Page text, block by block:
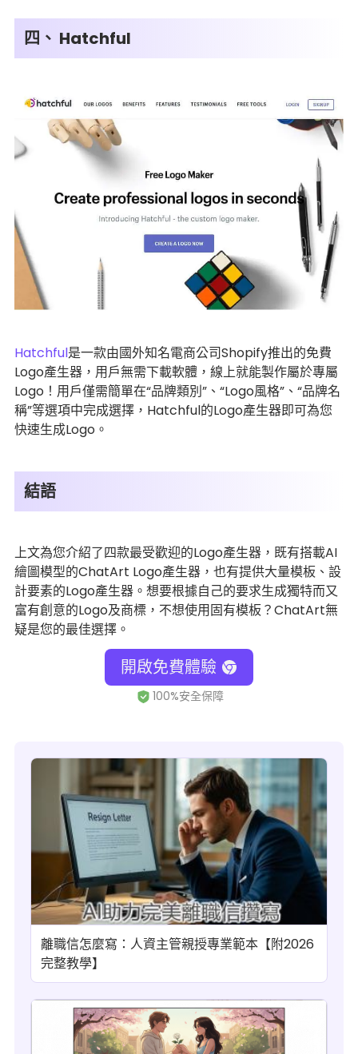
四、 Hatchful
Hatchful是一款由國外知名電商公司Shopify推出的免費
Logo產生器，用戶無需下載軟體，線上就能製作屬於專屬
Logo！用戶僅需簡單在“品牌類別”、“Logo風格”、“品牌名
稱”等選項中完成選擇，Hatchful的Logo產生器即可為您
快速生成Logo。
結語
上文為您介紹了四款最受歡迎的Logo產生器，既有搭載AI
繪圖模型的ChatArt Logo產生器，也有提供大量模板、設
計要素的Logo產生器。想要根據自己的要求生成獨特而又
富有創意的Logo及商標，不想使用固有模板？ChatArt無
疑是您的最佳選擇。
開啟免費體驗
離職信怎麼寫：人資主管親授專業範本【附2026
完整教學】